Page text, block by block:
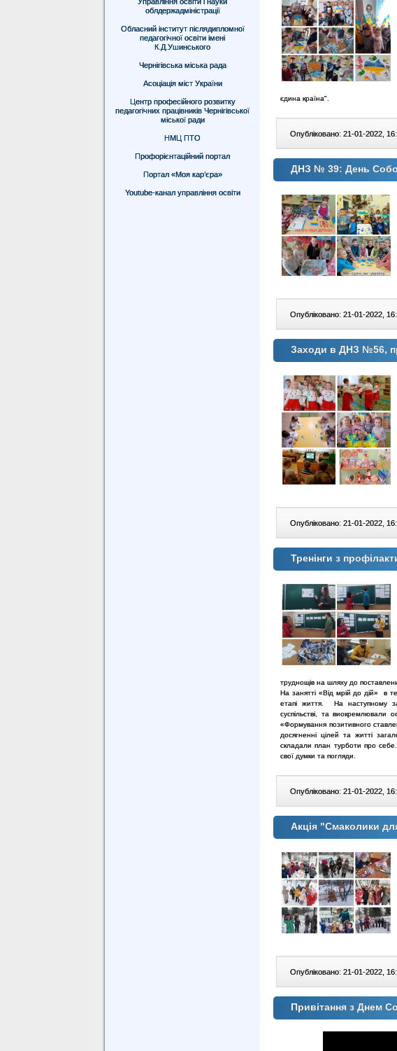
облдержадміністрації
Обласний інститут післядипломної
педагогічної освіти імені
К.Д.Ушинського
Чернігівська міська рада
Асоціація міст України
Центр професійного розвитку
педагогічних працівників Чернігівської
міської ради
НМЦ ПТО
Профорієнтаційний портал
Портал «Моя кар’єра»
Youtube-канал управління освіти
єдина країна".
Опубліковано: 21-01-2022,
ДНЗ № 39: День
Опубліковано: 21-01-2022,
Заходи в ДНЗ №56,
Опубліковано: 21-01-2022,
Тренінги з
труднощів на шляху до
На занятті «Від мрій до дій» в
етапі життя. На наступному
суспільстві, та виокремлювали
«Формування позитивного
досягненні цілей та житті
складали план турботи про себе.
свої думки та погляди.
Опубліковано: 21-01-2022,
Акція "Смаколики
Опубліковано: 21-01-2022,
Привітання з Днем